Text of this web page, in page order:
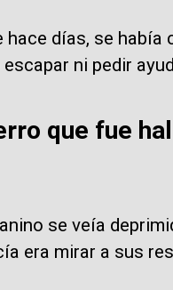
hace días, se
ni pedir
que fue
se veía
era mirar a sus